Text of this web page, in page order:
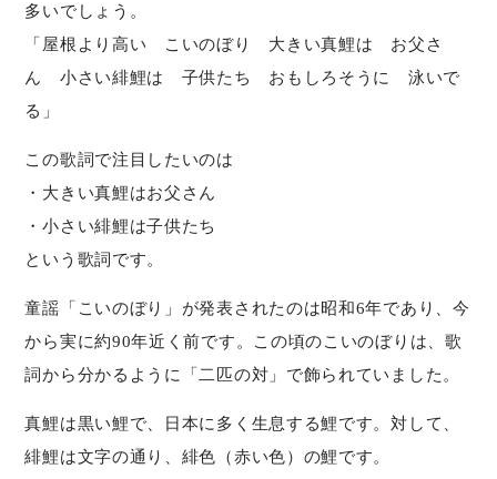
多いでしょう。
「屋根より高い こいのぼり 大きい真鯉は お父さ
ん 小さい緋鯉は 子供たち おもしろそうに 泳いで
る」
この歌詞で注目したいのは
・大きい真鯉はお父さん
・小さい緋鯉は子供たち
という歌詞です。
童謡「こいのぼり」が発表されたのは昭和6年であり、今
から実に約90年近く前です。この頃のこいのぼりは、歌
詞から分かるように「二匹の対」で飾られていました。
真鯉は黒い鯉で、日本に多く生息する鯉です。対して、
緋鯉は文字の通り、緋色（赤い色）の鯉です。